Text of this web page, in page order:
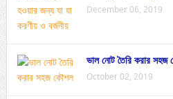
December 06, 2019
ভাল নোট তৈরি করার সহজ
October 02, 2019